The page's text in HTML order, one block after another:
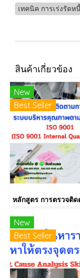
เทคนิค การเร่งรัด
สินค้าเกี่ยวข้อง
New
Best Seller
New
Best Seller